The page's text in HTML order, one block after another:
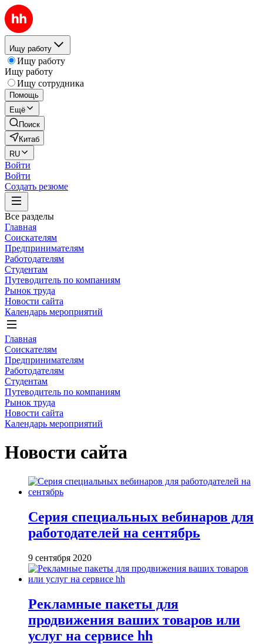
Ищу работу
Ищу работу
Ищу работу
Ищу сотрудника
Помощь
Ещё
Поиск
Китаб
RU
Войти
Войти
Создать резюме
Все разделы
Главная
Соискателям
Предпринимателям
Работодателям
Студентам
Путеводитель по компаниям
Рынок труда
Новости сайта
Календарь мероприятий
Главная
Соискателям
Предпринимателям
Работодателям
Студентам
Путеводитель по компаниям
Рынок труда
Новости сайта
Календарь мероприятий
Новости сайта
Серия специальных вебинаров для
работодателей на сентябрь
9 сентября 2020
Рекламные пакеты для
продвижения ваших товаров или
услуг на сервисе hh